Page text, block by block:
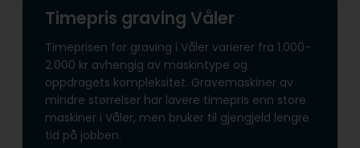
Timepris graving Våler
Timeprisen for graving i Våler varierer fra 1.000-
2.000 kr avhengig av maskintype og
oppdragets kompleksitet. Gravemaskiner av
mindre størrelser har lavere timepris enn store
maskiner i Våler, men bruker til gjengjeld lengre
tid på jobben.